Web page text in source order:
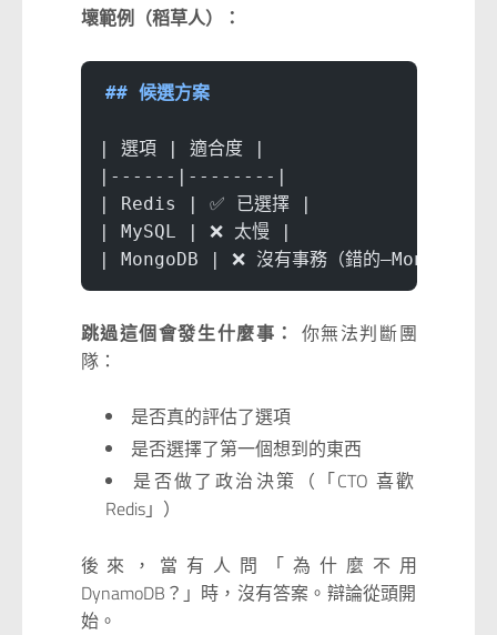
壞範例（稻草人）：
## 候選方案
| 選項 | 適合度 |
|------|--------|
| Redis | ✅ 已選擇 |
| MySQL | ❌ 太慢 |
| MongoDB | ❌ 沒有事務（錯的—MongoDB
跳過這個會發生什麼事： 你無法判斷團
隊：
是否真的評估了選項
是否選擇了第一個想到的東西
是否做了政治決策（「CTO 喜歡
Redis」）
後來，當有人問「為什麼不用
DynamoDB？」時，沒有答案。辯論從頭開
始。